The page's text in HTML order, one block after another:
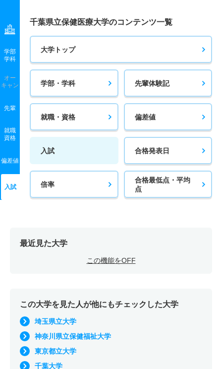
学部
学科
オー
キャン
先輩
就職
資格
偏差値
入試
千葉県立保健医療大学のコンテンツ一覧
大学トップ
学部・学科 先輩体験記
就職・資格 偏差値
入試 合格発表日
倍率
合格最低点・平均
点
最近見た大学
この機能をOFF
この大学を見た人が他にもチェックした大学
埼玉県立大学
神奈川県立保健福祉大学
東京都立大学
千葉大学